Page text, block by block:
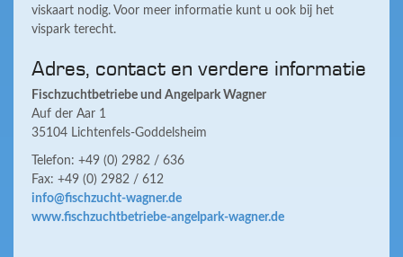
viskaart nodig. Voor meer informatie kunt u ook bij het
vispark terecht.
Adres, contact en verdere informatie
Fischzuchtbetriebe und Angelpark Wagner
Auf der Aar 1
35104 Lichtenfels-Goddelsheim
Telefon: +49 (0) 2982 / 636
Fax: +49 (0) 2982 / 612
info@fischzucht-wagner.de
www.fischzuchtbetriebe-angelpark-wagner.de